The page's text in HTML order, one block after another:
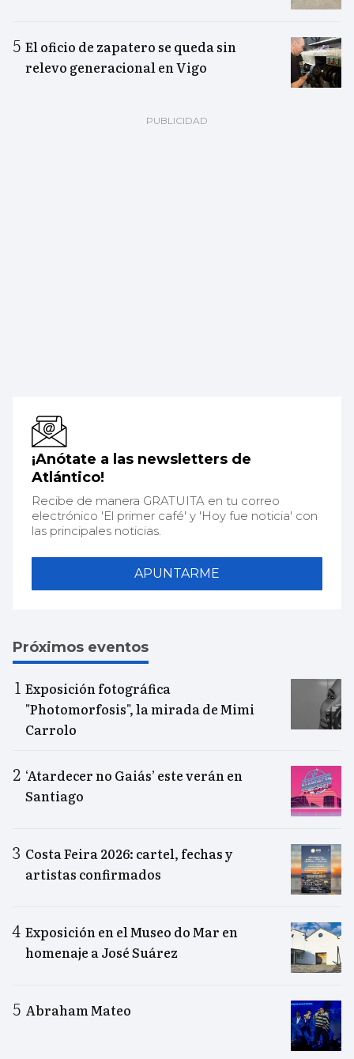
El oficio de zapatero se queda sin
relevo generacional en Vigo
¡Anótate a las newsletters de
Atlántico!
Recibe de manera GRATUITA en tu correo
electrónico 'El primer café' y 'Hoy fue noticia' con
las principales noticias.
APUNTARME
Próximos eventos
Exposición fotográfica
"Photomorfosis", la mirada de Mimi
Carrolo
‘Atardecer no Gaiás’ este verán en
Santiago
Costa Feira 2026: cartel, fechas y
artistas confirmados
Exposición en el Museo do Mar en
homenaje a José Suárez
Abraham Mateo